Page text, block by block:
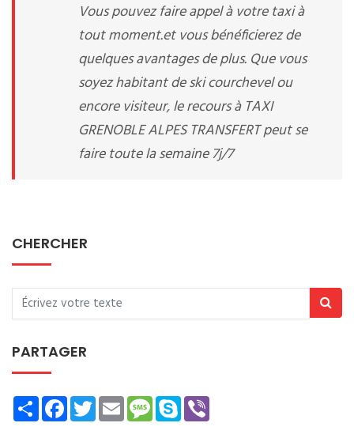
Vous pouvez faire appel à votre taxi à
tout moment.et vous bénéficierez de
quelques avantages de plus. Que vous
soyez habitant de ski courchevel ou
encore visiteur, le recours à TAXI
GRENOBLE ALPES TRANSFERT peut se
faire toute la semaine 7j/7
CHERCHER
PARTAGER
ShareFacebookTwitterEmailMessage
Skype